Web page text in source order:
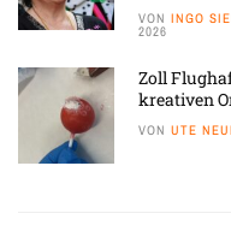
VON INGO
2026
Zoll
kreativen
VON UTE